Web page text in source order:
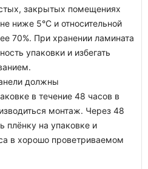
закрытых помещениях
ниже 5°С и относительной
70%. При хранении ламината
упаковки и избегать
должны
в течение 48 часов в
монтаж. Через 48
плёнку на упаковке и
в хорошо проветриваемом